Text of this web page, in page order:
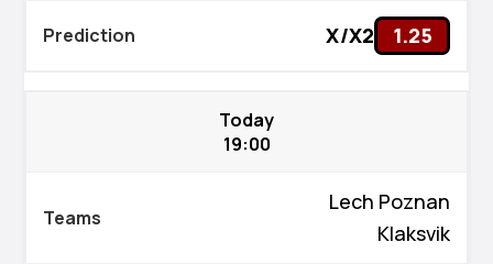
X/X2 1.25
Today
19:00
Lech Poznan
Klaksvik